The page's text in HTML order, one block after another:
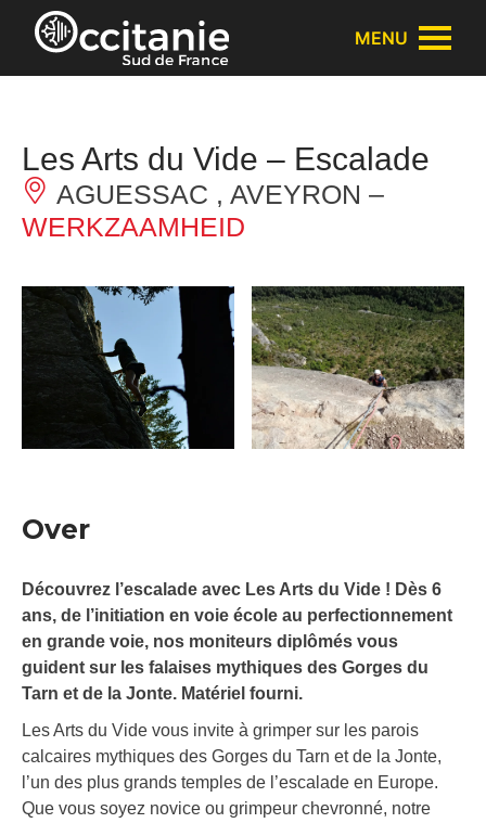
Cookies beheer paneel
MENU
Les Arts du Vide – Escalade
AGUESSAC , AVEYRON –
WERKZAAMHEID
Over
Découvrez l’escalade avec Les Arts du Vide ! Dès 6
ans, de l’initiation en voie école au perfectionnement
en grande voie, nos moniteurs diplômés vous
guident sur les falaises mythiques des Gorges du
Tarn et de la Jonte. Matériel fourni.
Les Arts du Vide vous invite à grimper sur les parois
calcaires mythiques des Gorges du Tarn et de la Jonte,
l’un des plus grands temples de l’escalade en Europe.
Que vous soyez novice ou grimpeur chevronné, notre